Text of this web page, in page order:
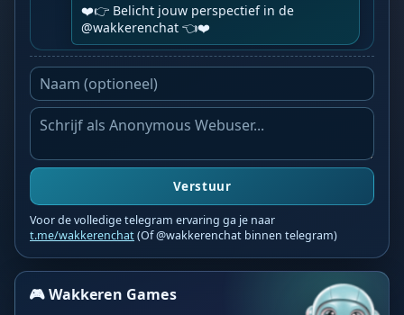
❤️👉 Belicht jouw perspectief in de
@wakkerenchat 👈❤️️
Verstuur
Voor de volledige telegram ervaring ga je naar
t.me/wakkerenchat(Of @wakkerenchat binnen telegram)
🎮 Wakkeren Games